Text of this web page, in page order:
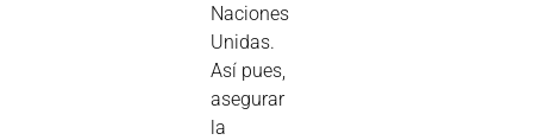
Naciones
Unidas.
Así pues,
asegurar
la